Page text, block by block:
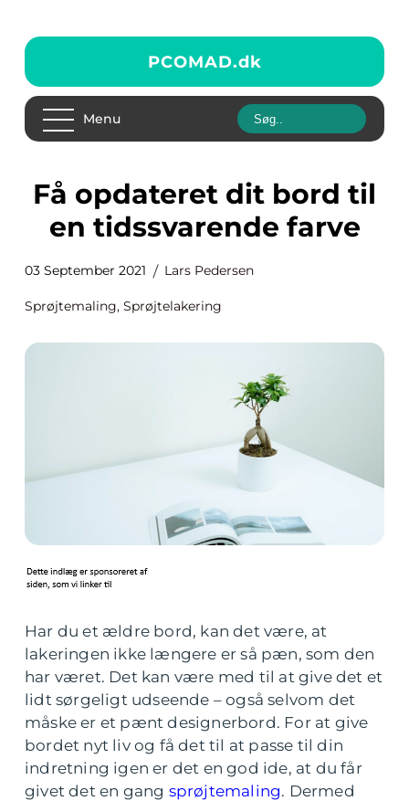
PCOMAD.dk
Menu
Få opdateret dit bord til
en tidssvarende farve
03 September 2021 Lars Pedersen
Sprøjtemaling, Sprøjtelakering
Har du et ældre bord, kan det være, at
lakeringen ikke længere er så pæn, som den
har været. Det kan være med til at give det et
lidt sørgeligt udseende – også selvom det
måske er et pænt designerbord. For at give
bordet nyt liv og få det til at passe til din
indretning igen er det en god ide, at du får
givet det en gang sprøjtemaling. Dermed